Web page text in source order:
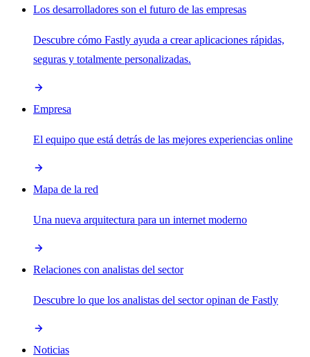
Los desarrolladores son el futuro de las empresas
Descubre cómo Fastly ayuda a crear aplicaciones rápidas,
seguras y totalmente personalizadas.
Empresa
El equipo que está detrás de las mejores experiencias online
Mapa de la red
Una nueva arquitectura para un internet moderno
Relaciones con analistas del sector
Descubre lo que los analistas del sector opinan de Fastly
Noticias